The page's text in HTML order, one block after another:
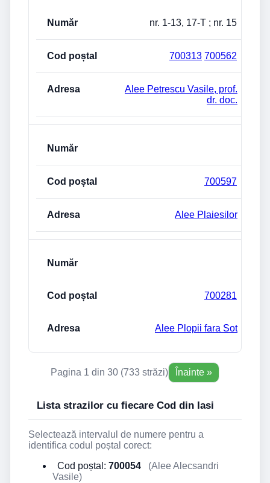
nr. 1-13, 17-T ; nr. 15
700313 700562
Alee Petrescu Vasile, prof.
dr. doc.
700597
Alee Plaiesilor
700281
Alee Plopii fara Sot
Pagina 1 din 30 (733 străzi) Înainte »
Lista strazilor cu fiecare Cod din Iasi
Selectează intervalul de numere pentru a
identifica codul poștal corect:
Cod poștal: 700054
(Alee Alecsandri
Vasile)